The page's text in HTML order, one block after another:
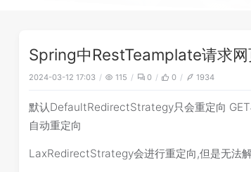
Spring中RestTeamplate请求网
2024-03-12 17:03 115 0 0 1934
默认DefaultRedirectStrategy只会重定向
自动重定向
LaxRedirectStrategy会进行重定向,但是无法